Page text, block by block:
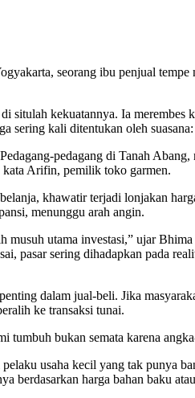
seorang ibu penjual
situlah kekuatannya. Ia
kali ditentukan oleh
pedagang di Tanah
kata Arifin, pemilik toko garmen.
khawatir terjadi lonjakan
menunggu arah angin.
musuh utama investasi,” ujar
pasar sering dihadapkan pada
dalam jual-beli. Jika
ke transaksi tunai.
bukan semata karena
usaha kecil yang tak punya
berdasarkan harga bahan baku